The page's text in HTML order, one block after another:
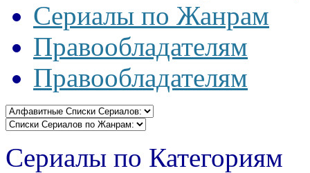
Сериалы по Жанрам
Правообладателям
Правообладателям
Сериалы по Категориям